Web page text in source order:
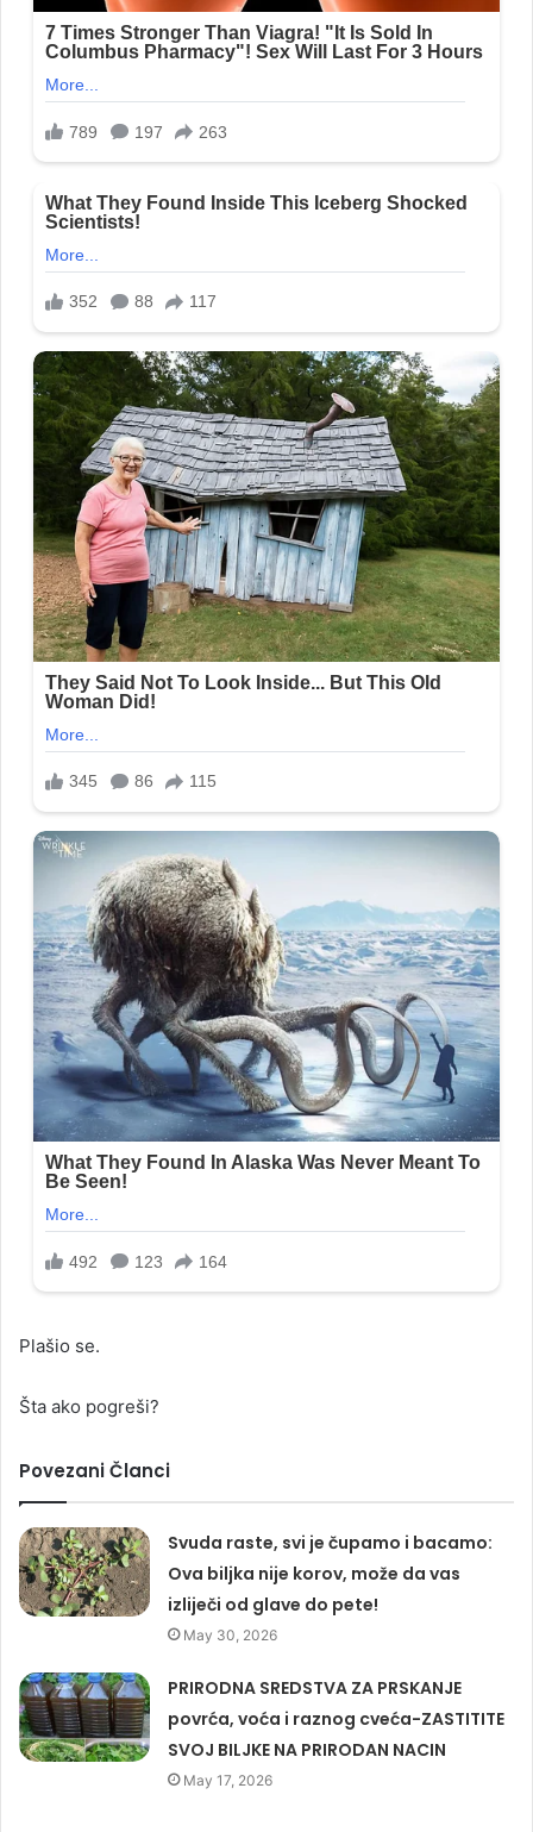
Plašio se.
Šta ako pogreši?
Povezani Članci
Svuda raste, svi je čupamo i bacamo:
Ova biljka nije korov, može da vas
izliječi od glave do pete!
May 30, 2026
PRIRODNA SREDSTVA ZA PRSKANJE
povrća, voća i raznog cveća-ZASTITITE
SVOJ BILJKE NA PRIRODAN NACIN
May 17, 2026